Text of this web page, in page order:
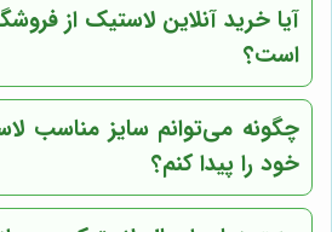
آیا خرید آنلاین لاستیک از
است؟
چگونه می‌توانم سایز مناسب
خود را پیدا کنم؟